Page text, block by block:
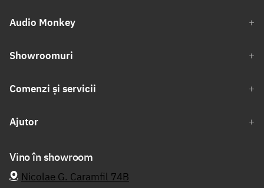
Audio Monkey
Showroomuri
Comenzi și servicii
Ajutor
Vino în showroom
Nicolae G. Caramfil 74B